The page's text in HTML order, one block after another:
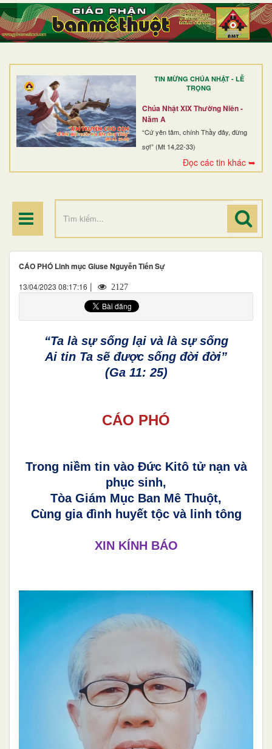
TIN MỪNG CHÚA NHẬT - LỄ
TRỌNG
Chúa Nhật XIX Thường Niên -
Năm A
“Cứ yên tâm, chính Thầy đây, đừng
sợ!” (Mt 14,22-33)
Đọc các tin khác ➥
TRANG NHẤT
GIỚI THIỆU
DÒNG TU
BAN MỤC VỤ
ĐOÀN THỂ CG
CÁO PHÓ Linh mục Giuse Nguyễn Tiến Sự
13/04/2023 08:17:16 | 2127
“Ta là sự sống lại và là sự sống
Ai tin Ta sẽ được sống đời đời”
(Ga 11: 25)
CÁO PHÓ
Trong niềm tin vào Đức Kitô tử nạn và
phục sinh,
Tòa Giám Mục Ban Mê Thuột,
Cùng gia đình huyết tộc và linh tông
XIN KÍNH BÁO